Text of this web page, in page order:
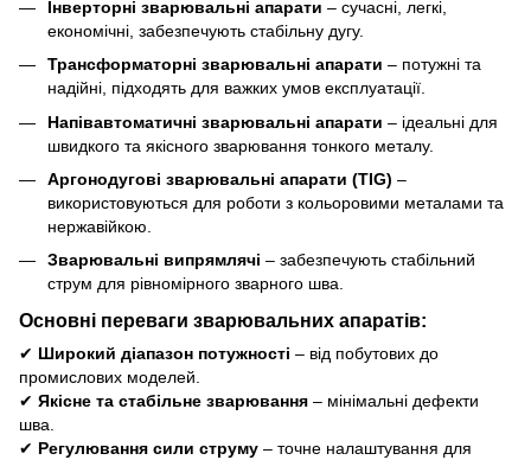
Інверторні зварювальні апарати – сучасні, легкі,
економічні, забезпечують стабільну дугу.
Трансформаторні зварювальні апарати – потужні та
надійні, підходять для важких умов експлуатації.
Напівавтоматичні зварювальні апарати – ідеальні для
швидкого та якісного зварювання тонкого металу.
Аргонодугові зварювальні апарати (TIG) –
використовуються для роботи з кольоровими металами та
нержавійкою.
Зварювальні випрямлячі – забезпечують стабільний
струм для рівномірного зварного шва.
Основні переваги зварювальних апаратів:
✔ Широкий діапазон потужності – від побутових до
промислових моделей.
✔ Якісне та стабільне зварювання – мінімальні дефекти
шва.
✔ Регулювання сили струму – точне налаштування для